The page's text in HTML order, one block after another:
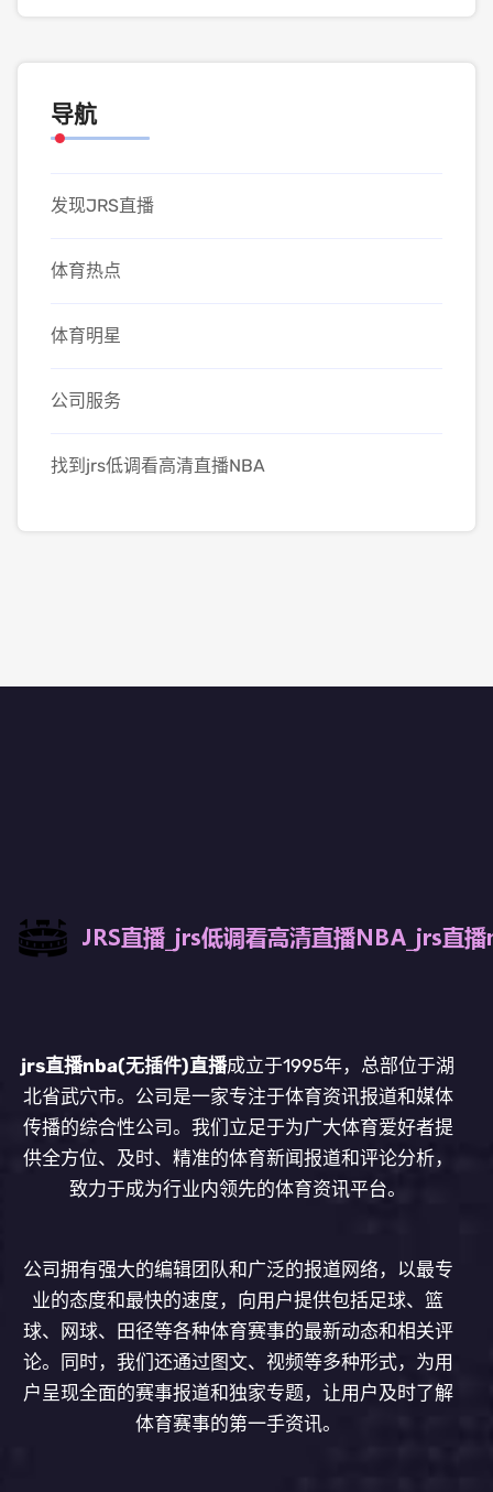
导航
发现JRS直播
体育热点
体育明星
公司服务
找到jrs低调看高清直播NBA
jrs直播nba(无插件)直播成立于1995年，总部位于湖
北省武穴市。公司是一家专注于体育资讯报道和媒体
传播的综合性公司。我们立足于为广大体育爱好者提
供全方位、及时、精准的体育新闻报道和评论分析，
致力于成为行业内领先的体育资讯平台。
公司拥有强大的编辑团队和广泛的报道网络，以最专
业的态度和最快的速度，向用户提供包括足球、篮
球、网球、田径等各种体育赛事的最新动态和相关评
论。同时，我们还通过图文、视频等多种形式，为用
户呈现全面的赛事报道和独家专题，让用户及时了解
体育赛事的第一手资讯。